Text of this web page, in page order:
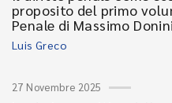
proposito del primo
Penale di Massimo Donini
Luis Greco
27 Novembre 2025